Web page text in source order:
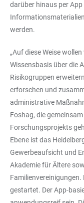
darüber hinaus per
werden.
„Auf diese Weise
Wissensbasis über die
Risikogruppen
erforschen und
administrative
Foshag, die
Forschungsprojekts
Ebene ist das
Gewerbeaufsicht und
Akademie für Ältere
gestartet. Der App-